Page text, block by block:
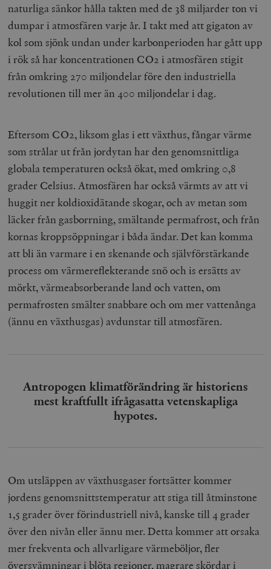
naturliga sänkor hålla takten med de 38 miljarder ton vi
dumpar i atmosfären varje år. I takt med att gigaton av
kol som sjönk undan under karbonperioden har gått upp
i rök så har koncentrationen CO2 i atmosfären stigit
från omkring 270 miljondelar före den industriella
revolutionen till mer än 400 miljondelar i dag.
Eftersom CO2, liksom glas i ett växthus, fångar värme
som strålar ut från jordytan har den genomsnittliga
globala temperaturen också ökat, med omkring 0,8
grader Celsius. Atmosfären har också värmts av att vi
huggit ner koldioxidätande skogar, och av metan som
läcker från gasborrning, smältande permafrost, och från
kornas kroppsöppningar i båda ändar. Det kan komma
att bli än varmare i en skenande och självförstärkande
process om värmereflekterande snö och is ersätts av
mörkt, värmeabsorberande land och vatten, om
permafrosten smälter snabbare och om mer vattenånga
(ännu en växthusgas) avdunstar till atmosfären.
Antropogen klimatförändring är historiens
mest kraftfullt ifrågasatta vetenskapliga
hypotes.
Om utsläppen av växthusgaser fortsätter kommer
jordens genomsnittstemperatur att stiga till åtminstone
1,5 grader över förindustriell nivå, kanske till 4 grader
över den nivån eller ännu mer. Detta kommer att orsaka
mer frekventa och allvarligare värmeböljor, fler
översvämningar i blöta regioner, magrare skördar i